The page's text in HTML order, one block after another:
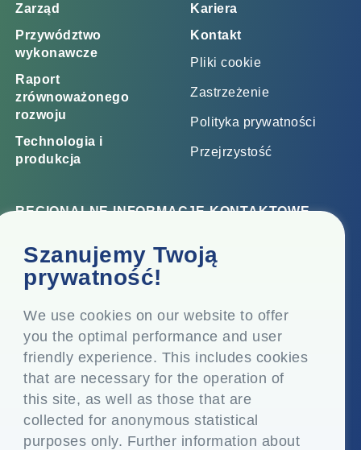
Szanujemy Twoją
prywatność!
We use cookies on our website to offer
you the optimal performance and user
friendly experience. This includes cookies
that are necessary for the operation of
this site, as well as those that are
collected for anonymous statistical
purposes only. Further information about
Zarząd
Przywództwo
wykonawcze
Raport
zrównoważonego
rozwoju
Technologia i
produkcja
Kariera
Kontakt
Pliki cookie
Zastrzeżenie
Polityka prywatności
Przejrzystość
REGIONALNE INFORMACJE KONTAKTOWE
Biuro korporacyjne
Top Floor, Times Tower, Kamala City, Senapati Bapat
Marg, Lower Parel, Mumbai - 400 013, Maharashtra,
Siedziba
P.O. Vasind, Taluka Shahapur, Dist. Thane - 421 604,
Maharashtra Indie
+91-22-24819000
info@eplglobal.com